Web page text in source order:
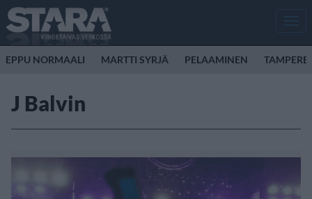
EPPU NORMAALI MARTTI SYRJÄ PELAAMINEN TAMPERE
J Balvin